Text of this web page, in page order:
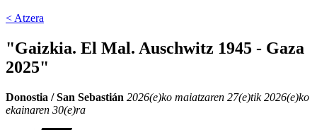
< Atzera
"Gaizkia. El Mal. Auschwitz 1945 - Gaza
2025"
Donostia / San Sebastián 2026(e)ko maiatzaren 27(e)tik 2026(e)ko
ekainaren 30(e)ra